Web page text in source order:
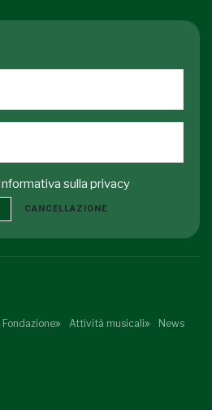
sulla privacy
CANCELLAZIONE
Fondazione Attività musicali News